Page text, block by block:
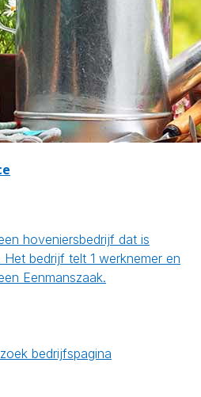
hoveniersbedrijf dat is
bedrijf telt 1 werknemer en
Eenmanszaak.
bedrijfspagina